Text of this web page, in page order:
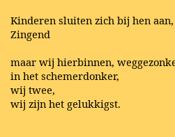
Kinderen sluiten zich bij hen aan,
Zingend
maar wij hierbinnen,
in het schemerdonker,
wij twee,
wij zijn het gelukkigst.